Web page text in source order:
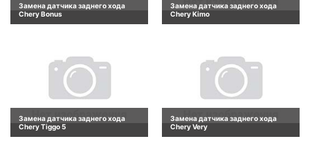
Замена датчика заднего хода
Chery Bonus
Замена датчика заднего хода
Chery Kimo
Замена датчика заднего хода
Chery Tiggo 5
Замена датчика заднего хода
Chery Very